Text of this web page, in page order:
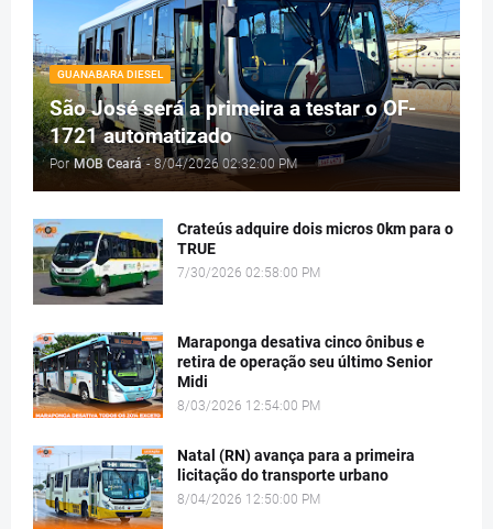
GUANABARA DIESEL
São José será a primeira a testar o OF-
1721 automatizado
Por MOB Ceará - 8/04/2026 02:32:00 PM
Crateús adquire dois micros 0km para o
TRUE
7/30/2026 02:58:00 PM
Maraponga desativa cinco ônibus e
retira de operação seu último Senior
Midi
8/03/2026 12:54:00 PM
Natal (RN) avança para a primeira
licitação do transporte urbano
8/04/2026 12:50:00 PM